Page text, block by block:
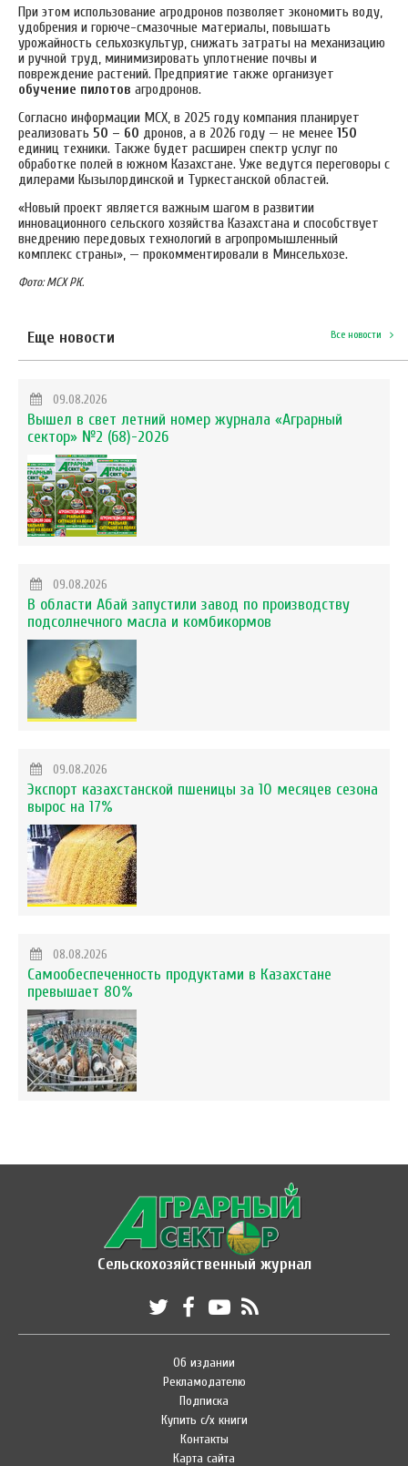
При этом использование агродронов позволяет экономить воду,
удобрения и горюче-смазочные материалы, повышать
урожайность сельхозкультур, снижать затраты на механизацию
и ручной труд, минимизировать уплотнение почвы и
повреждение растений. Предприятие также организует
обучение пилотов агродронов.
Согласно информации МСХ, в 2025 году компания планирует
реализовать 50 – 60 дронов, а в 2026 году — не менее 150
единиц техники. Также будет расширен спектр услуг по
обработке полей в южном Казахстане. Уже ведутся переговоры с
дилерами Кызылординской и Туркестанской областей.
«Новый проект является важным шагом в развитии
инновационного сельского хозяйства Казахстана и способствует
внедрению передовых технологий в агропромышленный
комплекс страны», — прокомментировали в Минсельхозе.
Фото: МСХ РК.
Еще новости Все новости
09.08.2026
Вышел в свет летний номер журнала «Аграрный
сектор» №2 (68)-2026
09.08.2026
В области Абай запустили завод по производству
подсолнечного масла и комбикормов
09.08.2026
Экспорт казахстанской пшеницы за 10 месяцев сезона
вырос на 17%
08.08.2026
Самообеспеченность продуктами в Казахстане
превышает 80%
Сельскохозяйственный журнал
Об издании
Рекламодателю
Подписка
Купить с/х книги
Контакты
Карта сайта